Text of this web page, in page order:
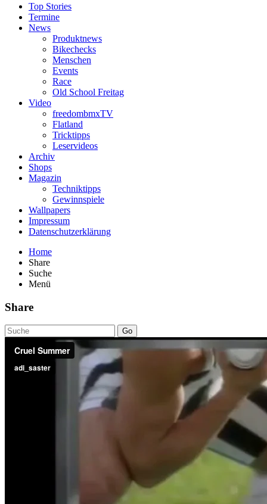
Top Stories
Termine
News
Produktnews
Bikechecks
Menschen
Events
Race
Old School Freitag
Video
freedombmxTV
Flatland
Tricktipps
Leservideos
Archiv
Shops
Magazin
Techniktipps
Gewinnspiele
Wallpapers
Impressum
Datenschutzerklärung
Home
Share
Suche
Menü
Share
Go